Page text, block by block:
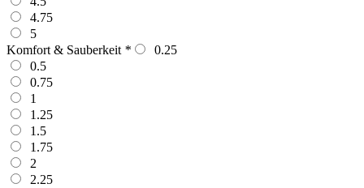
4.75
5
Komfort & Sauberkeit *
0.25
0.5
0.75
1
1.25
1.5
1.75
2
2.25